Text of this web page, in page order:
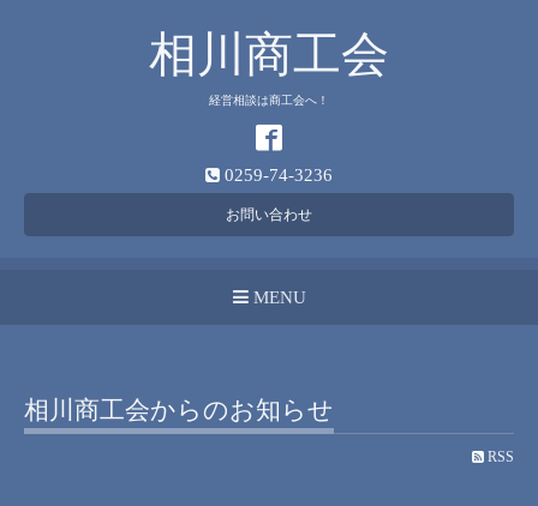
相川商工会
経営相談は商工会へ！
0259-74-3236
お問い合わせ
MENU
相川商工会からのお知らせ
RSS